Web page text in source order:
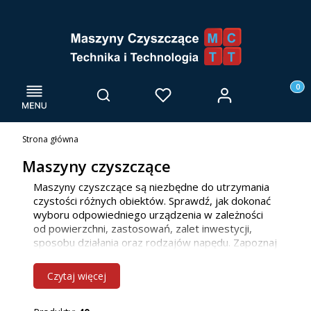
Menu Otwórz wyszukiwarkę
Szukaj Ulubione Zaloguj się
Strona główna
Maszyny czyszczące
Maszyny czyszczące są niezbędne do utrzymania
czystości różnych obiektów. Sprawdź, jak dokonać
wyboru odpowiedniego urządzenia w zależności
od powierzchni, zastosowań, zalet inwestycji,
sposobu działania oraz rodzajów napędu. Zapoznaj
teraz! Jako firma głównie działamy we Wrocławiu i
innych miejscowościach w woj. dolnośląskim, ale
Czytaj więcej